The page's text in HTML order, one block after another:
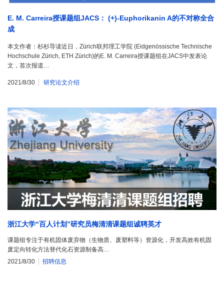
E. M. Carreira授课题组JACS： (+)-Euphorikanin A的不对称全合
成
本文作者：杉杉导读近日，Zürich联邦理工学院 (Eidgenössische Technische
Hochschule Zürich, ETH Zürich)的E. M. Carreira授课题组在JACS中发表论
文，首次报道…
2021/8/30 研究论文介绍
浙江大学“百人计划”研究员梅清清课题组诚聘英才
课题组专注于有机固体废弃物（生物质、废塑料等）资源化，开发高效有机固
废定向转化方法替代化石资源制备高…
2021/8/30
招聘信息